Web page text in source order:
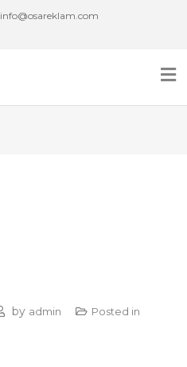
info@osareklam.com
by admin
Posted in